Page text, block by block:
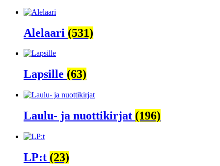
Alelaari (531)
Lapsille (63)
Laulu- ja nuottikirjat (196)
LP:t (23)